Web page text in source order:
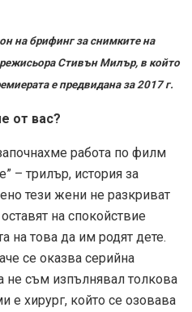
на брифинг за снимките на
Стивън Милър, в който
е предвидана за 2017 г.
от вас?
работа по филм
– трилър, история за
тези жени не разкриват
на спокойствие
на това да им родят дете.
се оказва серийна
не съм изпълнявал толкова
е хирург, който се озовава